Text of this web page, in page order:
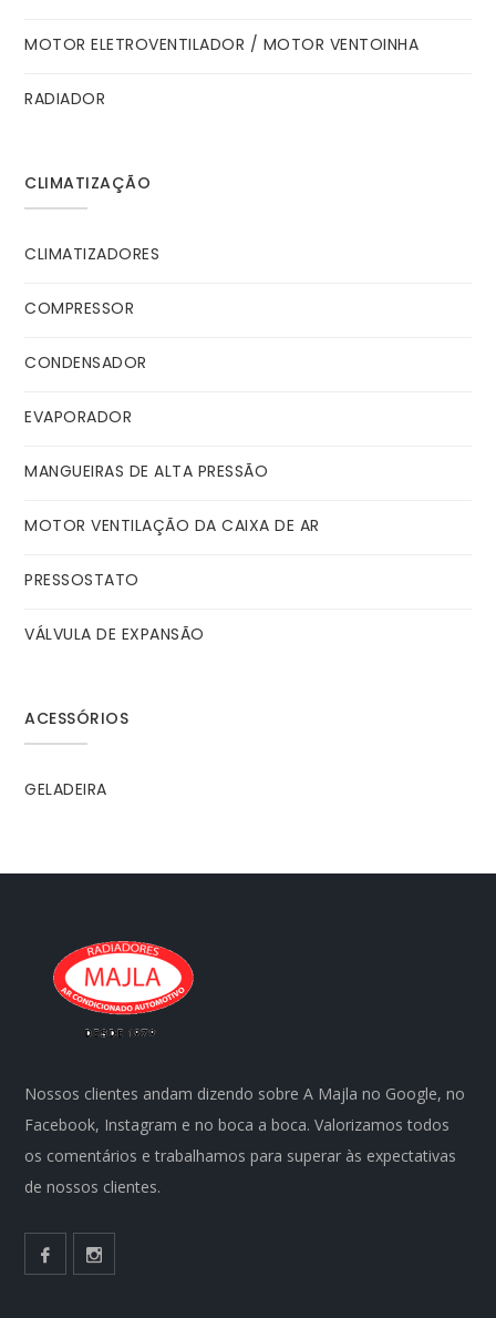
MOTOR ELETROVENTILADOR / MOTOR VENTOINHA
RADIADOR
CLIMATIZAÇÃO
CLIMATIZADORES
COMPRESSOR
CONDENSADOR
EVAPORADOR
MANGUEIRAS DE ALTA PRESSÃO
MOTOR VENTILAÇÃO DA CAIXA DE AR
PRESSOSTATO
VÁLVULA DE EXPANSÃO
ACESSÓRIOS
GELADEIRA
Nossos clientes andam dizendo sobre A Majla no Google, no
Facebook, Instagram e no boca a boca. Valorizamos todos
os comentários e trabalhamos para superar às expectativas
de nossos clientes.